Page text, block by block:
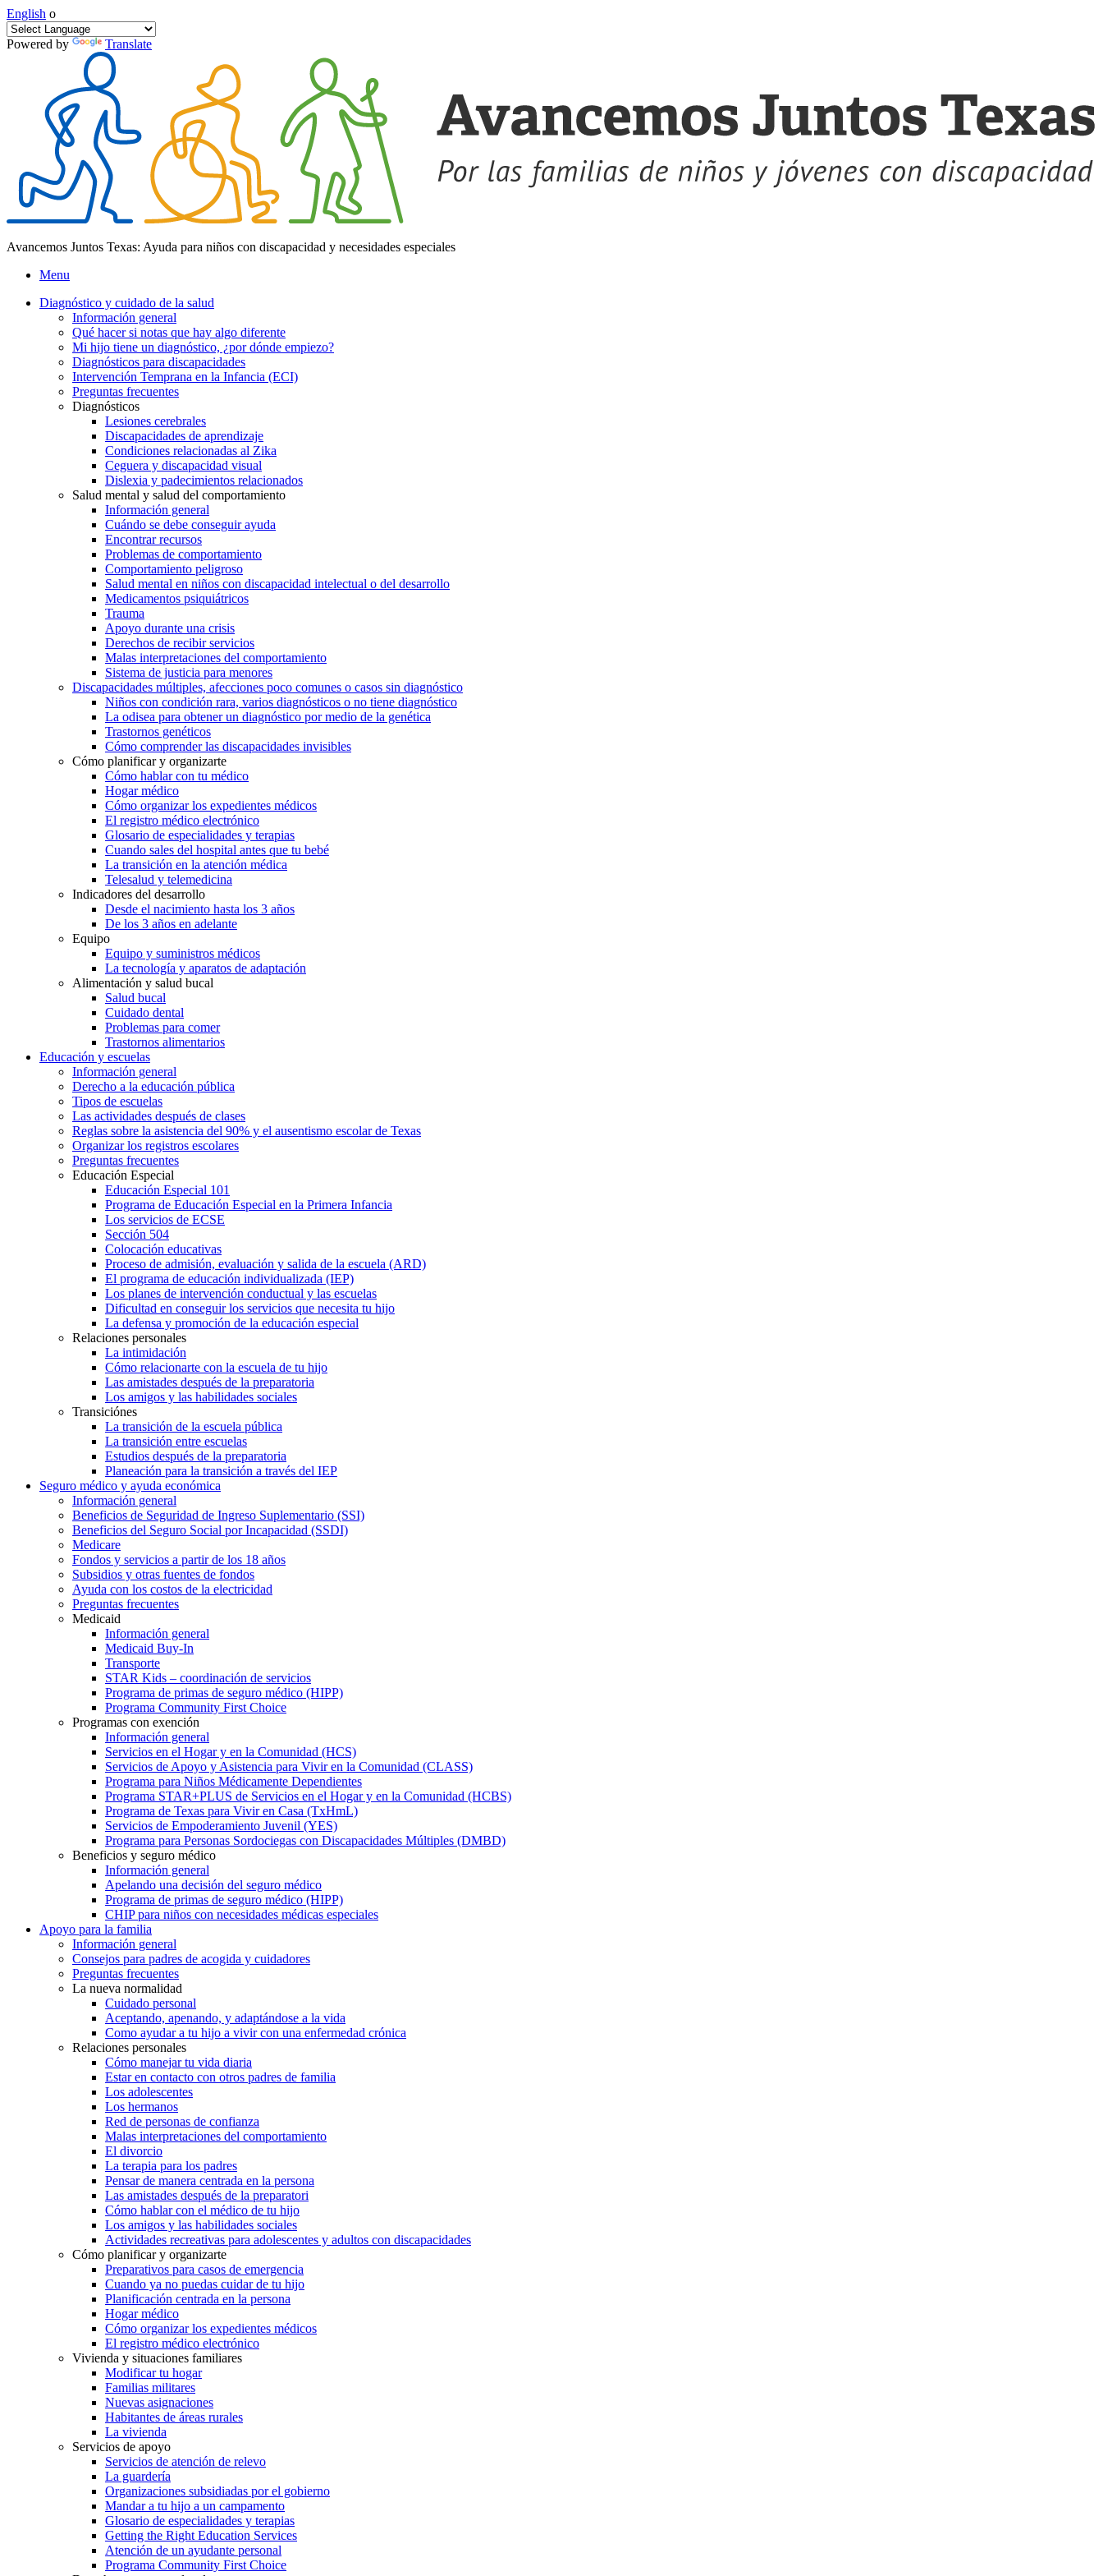
English o
Powered by Translate
Avancemos Juntos Texas: Ayuda para niños con discapacidad y necesidades especiales
Menu
Diagnóstico y cuidado de la salud
Información general
Qué hacer si notas que hay algo diferente
Mi hijo tiene un diagnóstico, ¿por dónde empiezo?
Diagnósticos para discapacidades
Intervención Temprana en la Infancia (ECI)
Preguntas frecuentes
Diagnósticos
Lesiones cerebrales
Discapacidades de aprendizaje
Condiciones relacionadas al Zika
Ceguera y discapacidad visual
Dislexia y padecimientos relacionados
Salud mental y salud del comportamiento
Información general
Cuándo se debe conseguir ayuda
Encontrar recursos
Problemas de comportamiento
Comportamiento peligroso
Salud mental en niños con discapacidad intelectual o del desarrollo
Medicamentos psiquiátricos
Trauma
Apoyo durante una crisis
Derechos de recibir servicios
Malas interpretaciones del comportamiento
Sistema de justicia para menores
Discapacidades múltiples, afecciones poco comunes o casos sin diagnóstico
Niños con condición rara, varios diagnósticos o no tiene diagnóstico
La odisea para obtener un diagnóstico por medio de la genética
Trastornos genéticos
Cómo comprender las discapacidades invisibles
Cómo planificar y organizarte
Cómo hablar con tu médico
Hogar médico
Cómo organizar los expedientes médicos
El registro médico electrónico
Glosario de especialidades y terapias
Cuando sales del hospital antes que tu bebé
La transición en la atención médica
Telesalud y telemedicina
Indicadores del desarrollo
Desde el nacimiento hasta los 3 años
De los 3 años en adelante
Equipo
Equipo y suministros médicos
La tecnología y aparatos de adaptación
Alimentación y salud bucal
Salud bucal
Cuidado dental
Problemas para comer
Trastornos alimentarios
Educación y escuelas
Información general
Derecho a la educación pública
Tipos de escuelas
Las actividades después de clases
Reglas sobre la asistencia del 90% y el ausentismo escolar de Texas
Organizar los registros escolares
Preguntas frecuentes
Educación Especial
Educación Especial 101
Programa de Educación Especial en la Primera Infancia
Los servicios de ECSE
Sección 504
Colocación educativas
Proceso de admisión, evaluación y salida de la escuela (ARD)
El programa de educación individualizada (IEP)
Los planes de intervención conductual y las escuelas
Dificultad en conseguir los servicios que necesita tu hijo
La defensa y promoción de la educación especial
Relaciones personales
La intimidación
Cómo relacionarte con la escuela de tu hijo
Las amistades después de la preparatoria
Los amigos y las habilidades sociales
Transiciónes
La transición de la escuela pública
La transición entre escuelas
Estudios después de la preparatoria
Planeación para la transición a través del IEP
Seguro médico y ayuda económica
Información general
Beneficios de Seguridad de Ingreso Suplementario (SSI)
Beneficios del Seguro Social por Incapacidad (SSDI)
Medicare
Fondos y servicios a partir de los 18 años
Subsidios y otras fuentes de fondos
Ayuda con los costos de la electricidad
Preguntas frecuentes
Medicaid
Información general
Medicaid Buy-In
Transporte
STAR Kids – coordinación de servicios
Programa de primas de seguro médico (HIPP)
Programa Community First Choice
Programas con exención
Información general
Servicios en el Hogar y en la Comunidad (HCS)
Servicios de Apoyo y Asistencia para Vivir en la Comunidad (CLASS)
Programa para Niños Médicamente Dependientes
Programa STAR+PLUS de Servicios en el Hogar y en la Comunidad (HCBS)
Programa de Texas para Vivir en Casa (TxHmL)
Servicios de Empoderamiento Juvenil (YES)
Programa para Personas Sordociegas con Discapacidades Múltiples (DMBD)
Beneficios y seguro médico
Información general
Apelando una decisión del seguro médico
Programa de primas de seguro médico (HIPP)
CHIP para niños con necesidades médicas especiales
Apoyo para la familia
Información general
Consejos para padres de acogida y cuidadores
Preguntas frecuentes
La nueva normalidad
Cuidado personal
Aceptando, apenando, y adaptándose a la vida
Como ayudar a tu hijo a vivir con una enfermedad crónica
Relaciones personales
Cómo manejar tu vida diaria
Estar en contacto con otros padres de familia
Los adolescentes
Los hermanos
Red de personas de confianza
Malas interpretaciones del comportamiento
El divorcio
La terapia para los padres
Pensar de manera centrada en la persona
Las amistades después de la preparatori
Cómo hablar con el médico de tu hijo
Los amigos y las habilidades sociales
Actividades recreativas para adolescentes y adultos con discapacidades
Cómo planificar y organizarte
Preparativos para casos de emergencia
Cuando ya no puedas cuidar de tu hijo
Planificación centrada en la persona
Hogar médico
Cómo organizar los expedientes médicos
El registro médico electrónico
Vivienda y situaciones familiares
Modificar tu hogar
Familias militares
Nuevas asignaciones
Habitantes de áreas rurales
La vivienda
Servicios de apoyo
Servicios de atención de relevo
La guardería
Organizaciones subsidiadas por el gobierno
Mandar a tu hijo a un campamento
Glosario de especialidades y terapias
Getting the Right Education Services
Atención de un ayudante personal
Programa Community First Choice